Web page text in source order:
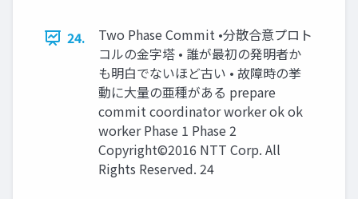
24.
Two Phase Commit •分散合意プロト
コルの金字塔 • 誰が最初の発明者か
も明白でないほど古い • 故障時の挙
動に大量の亜種がある prepare
commit coordinator worker ok ok
worker Phase 1 Phase 2
Copyright©2016 NTT Corp. All
Rights Reserved. 24